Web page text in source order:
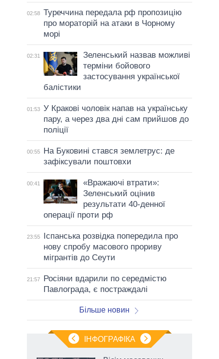
02:58 Туреччина передала рф пропозицію
про мораторій на атаки в Чорному
морі
02:31
Зеленський назвав можливі
терміни бойового
застосування української
балістики
01:53 У Кракові чоловік напав на українську
пару, а через два дні сам прийшов до
поліції
00:55
На Буковині стався землетрус: де
зафіксували поштовхи
00:41
«Вражаючі втрати»:
Зеленський оцінив
результати 40-денної
операції проти рф
23:55
Іспанська розвідка попередила про
нову спробу масового прориву
мігрантів до Сеути
21:57
Росіяни вдарили по середмістю
Павлограда, є постраждалі
Більше новин
ІНФОГРАФІКА